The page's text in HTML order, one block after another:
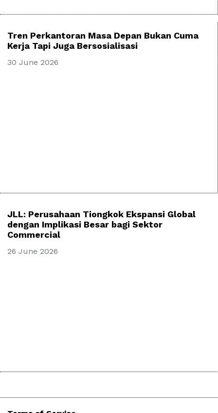
Tren Perkantoran Masa Depan Bukan Cuma
Kerja Tapi Juga Bersosialisasi
30 June 2026
JLL: Perusahaan Tiongkok Ekspansi Global
dengan Implikasi Besar bagi Sektor
Commercial
26 June 2026